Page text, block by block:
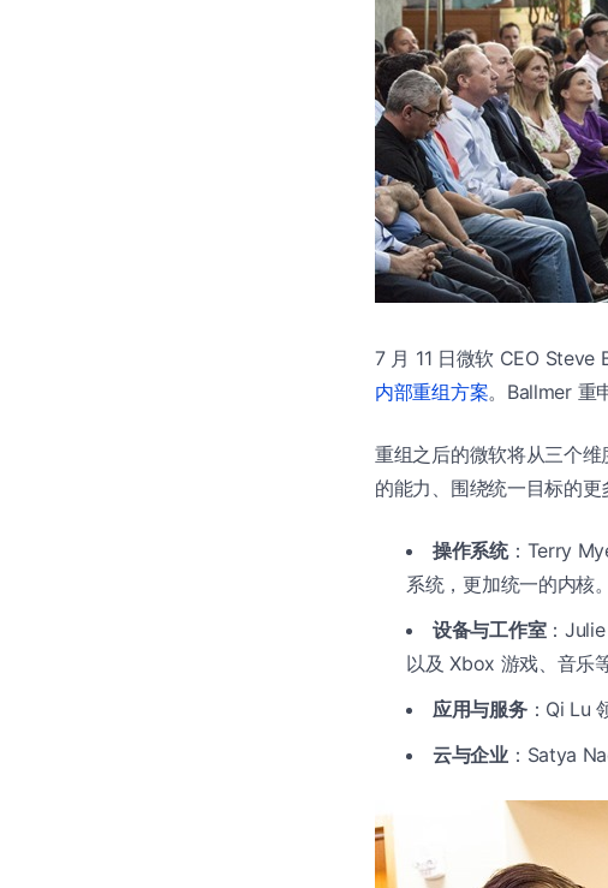
7 月 11 日微软 CEO
内部重组方案。Ballmer 重
重组之后的微软将从三个
的能力、围绕统一目标的
操作系统：Terry
系统，更加统一的内核。
设备与工作室：
以及 Xbox 游戏、音乐
应用与服务：Qi Lu
云与企业：Satya